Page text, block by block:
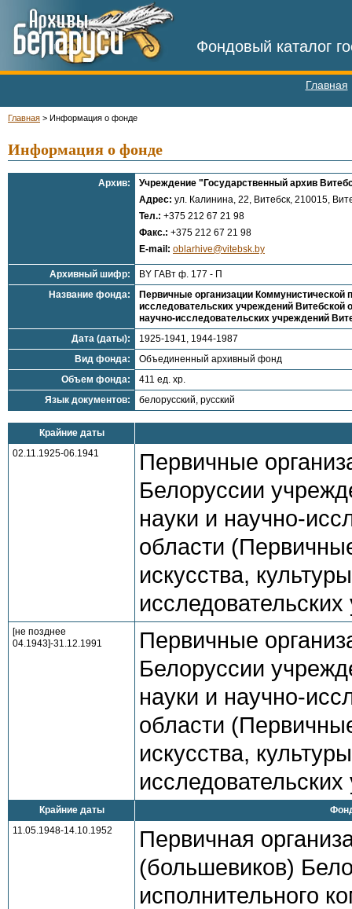
Фондовый каталог
Главная
Главная > Информация о фонде
Информация о фонде
Архив:
Учреждение "Государственный архив
Адрес: ул. Калинина, 22, Витебск, 210015,
Тел.: +375 212 67 21 98
Факс.: +375 212 67 21 98
E-mail: oblarhive@vitebsk.by
Архивный шифр:
BY ГАВт ф. 177 - П
Название фонда:
Первичные организации Коммунистической
исследовательских учреждений Витебской
научно-исследовательских учреждений
Дата (даты):
1925-1941, 1944-1987
Вид фонда:
Объединенный архивный фонд
Объем фонда:
411 ед. хр.
Язык документов:
белорусский, русский
Крайние даты
02.11.1925-06.1941
Первичные
Белоруссии
науки и научно-
области
искусства,
[не позднее
04.1943]-31.12.1991
Первичные
Белоруссии
науки и научно-
области
искусства,
Крайние даты
11.05.1948-14.10.1952
Первичная
(большевиков)
исполнительного